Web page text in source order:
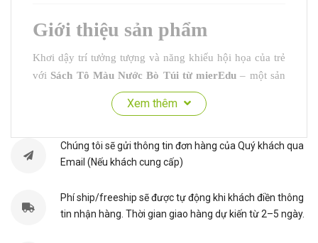
Giới thiệu sản phẩm
Khơi dậy trí tưởng tượng và năng khiếu hội họa của trẻ
với Sách Tô Màu Nước Bò Túi từ mierEdu – một sản
phẩm nghệ thuật độc đáo dành cho trẻ nhỏ yêu thích
sáng tạo. Thiết kế nhỏ gọn, nhẹ nhàng giúp bé dễ dàng
Lợi ích nổi bật
Khuyến khích sáng tạo và cảm nhận màu sắc
Xem thêm
Chúng tôi sẽ gửi thông tin đơn hàng của Quý khách qua
Email (Nếu khách cung cấp)
Phí ship/freeship sẽ được tự động khi khách điền thông
tin nhận hàng. Thời gian giao hàng dự kiến từ 2–5 ngày.